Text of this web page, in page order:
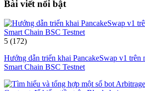
Bài viết nổi bật
5 (172)
Hướng dẫn triển khai PancakeSwap v1 trên
Smart Chain BSC Testnet